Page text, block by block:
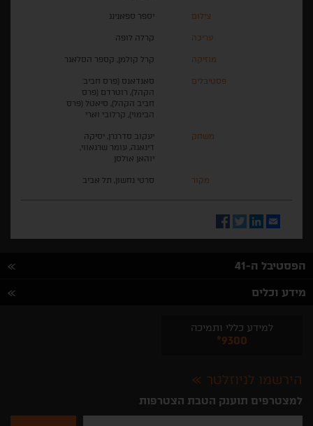
צילום יספר ספאנינג
עריכה קרלה לופה
מוזיקה קרל קולמן, קספר הסלאגר
פסטיבלים
סאנדאנס (פרס חביב
הקהל), רוטרדם (פרס
חביב הקהל), סיאטל (פרס
הבימוי), קרלובי וארי
משחק
יעקוב סדרגרן, יסיקה
דינאגה, עומר שרגאווי,
יוהאן אולסן
מקור סרטי נחשון, תל אביב
Email
LinkedIn
Twitter
Facebook
הפסטיבל ה-41
מידע וכלים
למידע כללי ותמיכה
*9300
הירשמו לניוזלטר
למצטרפים תוענק הטבת הצטרפות